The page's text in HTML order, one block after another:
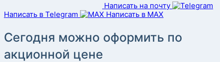
Написать на почту
Написать в Telegram
Написать в MAX
Сегодня можно оформить по
акционной цене